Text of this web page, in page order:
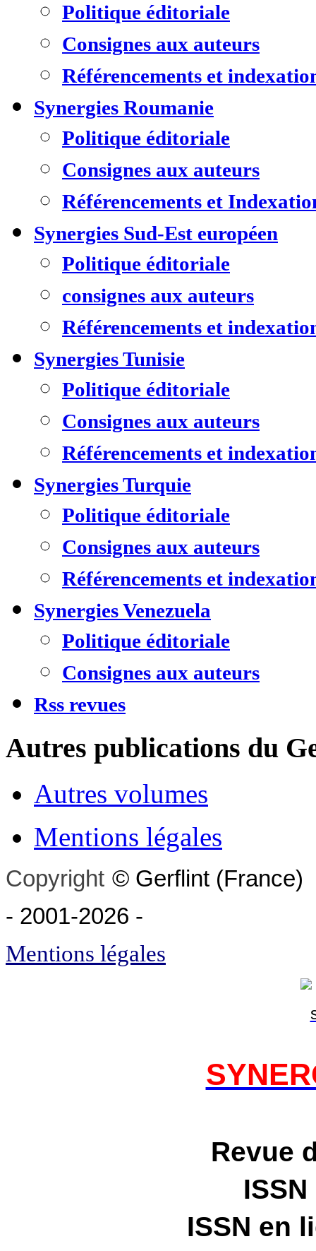
Politique éditoriale
Consignes aux auteurs
Référencements et
Synergies Roumanie
Politique éditoriale
Consignes aux auteurs
Référencements et
Synergies Sud-Est européen
Politique éditoriale
consignes aux auteurs
Référencements et
Synergies Tunisie
Politique éditoriale
Consignes aux auteurs
Référencements et
Synergies Turquie
Politique éditoriale
Consignes aux auteurs
Référencements et
Synergies Venezuela
Politique éditoriale
Consignes aux auteurs
Rss revues
Autres publications du
Autres volumes
Mentions légales
Copyright © Gerflint (France)
- 2001-2026 -
Mentions légales
Revue
ISSN
ISSN en